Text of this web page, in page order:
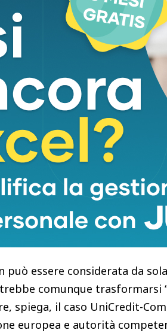
passaggio che, sottolinea,
e del mercato unico dei
il presidente
realizzabilità dipenderà
di superare resistenze
sia “comprensibile che un
banca rilevante per il
vuole davvero parlare di
che anche il settore bancario
valutate secondo logiche
sensibilità nazionali”.
può essere considerata da
comunque trasformarsi
spiega, il caso UniCredit-
europea e autorità